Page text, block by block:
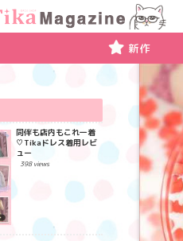
新作
同伴も店内もこれ一着
♡Tikaドレス着用レビ
ュー
398 views